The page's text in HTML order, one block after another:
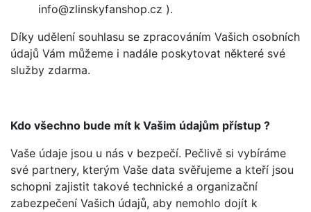
info@zlinskyfanshop.cz ).
Díky udělení souhlasu se zpracováním Vašich osobních
údajů Vám můžeme i nadále poskytovat některé své
služby zdarma.
Kdo všechno bude mít k Vašim údajům přístup ?
Vaše údaje jsou u nás v bezpečí. Pečlivě si vybíráme
své partnery, kterým Vaše data svěřujeme a kteří jsou
schopni zajistit takové technické a organizační
zabezpečení Vašich údajů, aby nemohlo dojít k